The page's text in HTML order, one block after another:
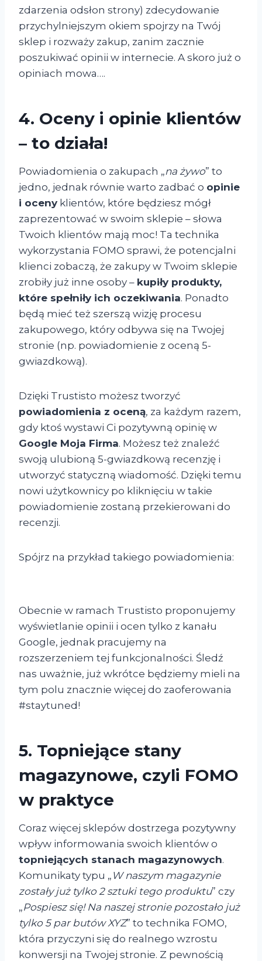
zdarzenia odsłon strony) zdecydowanie
przychylniejszym okiem spojrzy na Twój
sklep i rozważy zakup, zanim zacznie
poszukiwać opinii w internecie. A skoro już o
opiniach mowa….
4. Oceny i opinie klientów
– to działa!
Powiadomienia o zakupach „na żywo” to
jedno, jednak równie warto zadbać o opinie
i oceny klientów, które będziesz mógł
zaprezentować w swoim sklepie – słowa
Twoich klientów mają moc! Ta technika
wykorzystania FOMO sprawi, że potencjalni
klienci zobaczą, że zakupy w Twoim sklepie
zrobiły już inne osoby – kupiły produkty,
które spełniły ich oczekiwania. Ponadto
będą mieć też szerszą wizję procesu
zakupowego, który odbywa się na Twojej
stronie (np. powiadomienie z oceną 5-
gwiazdkową).
Dzięki Trustisto możesz tworzyć
powiadomienia z oceną, za każdym razem,
gdy ktoś wystawi Ci pozytywną opinię w
Google Moja Firma. Możesz też znaleźć
swoją ulubioną 5-gwiazdkową recenzję i
utworzyć statyczną wiadomość. Dzięki temu
nowi użytkownicy po kliknięciu w takie
powiadomienie zostaną przekierowani do
recenzji.
Spójrz na przykład takiego powiadomienia:
Obecnie w ramach Trustisto proponujemy
wyświetlanie opinii i ocen tylko z kanału
Google, jednak pracujemy na
rozszerzeniem tej funkcjonalności. Śledź
nas uważnie, już wkrótce będziemy mieli na
tym polu znacznie więcej do zaoferowania
#staytuned!
5. Topniejące stany
magazynowe, czyli FOMO
w praktyce
Coraz więcej sklepów dostrzega pozytywny
wpływ informowania swoich klientów o
topniejących stanach magazynowych.
Komunikaty typu „ W naszym magazynie
zostały już tylko 2 sztuki tego produktu” czy
„Pospiesz się! Na naszej stronie pozostało już
tylko 5 par butów XYZ” to technika FOMO,
która przyczyni się do realnego wzrostu
konwersji na Twojej stronie. Z pewnością